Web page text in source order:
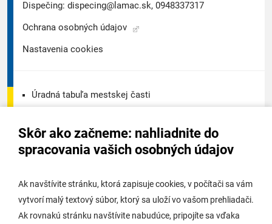
Skôr ako začneme: nahliadnite do
spracovania vašich osobných údajov
Ak navštívite stránku, ktorá zapisuje cookies, v počítači sa vám
vytvorí malý textový súbor, ktorý sa uloží vo vašom prehliadači.
Ak rovnakú stránku navštívite nabudúce, pripojíte sa vďaka
Dispečing: dispecing@lamac.sk, 0948337317
Ochrana osobných údajov
Nastavenia cookies
Úradná tabuľa mestskej časti
Úradná tabuľa stavebného úradu
Potrebujem vybaviť